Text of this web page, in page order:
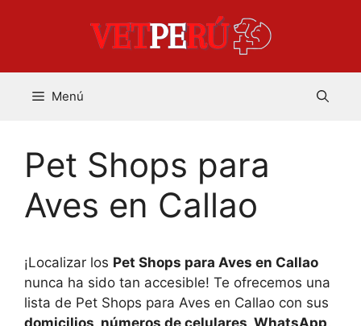
Menú
Pet Shops para
Aves en Callao
¡Localizar los Pet Shops para Aves en Callao
nunca ha sido tan accesible! Te ofrecemos una
lista de Pet Shops para Aves en Callao con sus
domicilios, números de celulares, WhatsApp,